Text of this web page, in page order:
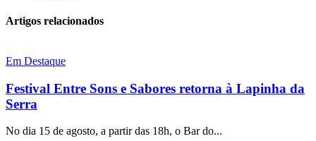
Artigos relacionados
Em Destaque
Festival Entre Sons e Sabores retorna à Lapinha da
Serra
No dia 15 de agosto, a partir das 18h, o Bar do...